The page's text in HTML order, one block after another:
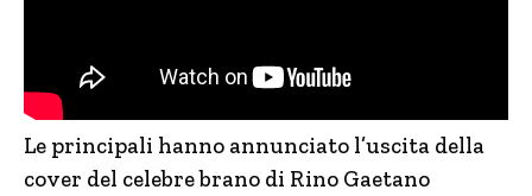
Le principali hanno annunciato l’uscita della
cover del celebre brano di Rino Gaetano